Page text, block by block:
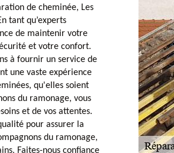
de cheminée, Les
tant qu’experts
de maintenir votre
et votre confort.
à fournir un service de
une vaste expérience
qu'elles soient
du ramonage, vous
et de vos attentes.
pour assurer la
du ramonage,
Faites-nous confiance